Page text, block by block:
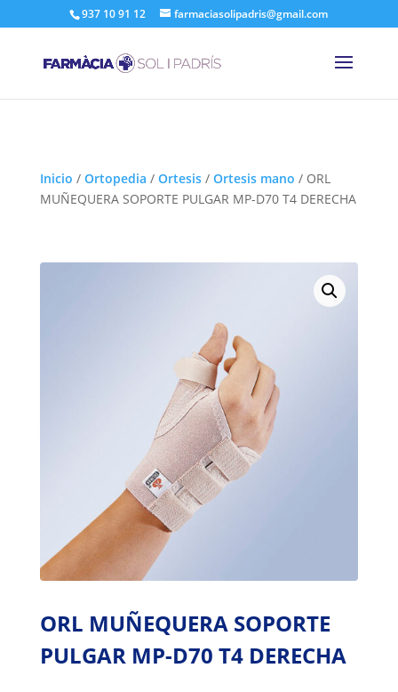
937 10 91 12 farmaciasolipadris@gmail.com
Inicio / Ortopedia / Ortesis/ Ortesis mano / ORL
MUÑEQUERA SOPORTE PULGAR MP-D70 T4 DERECHA
ORL MUÑEQUERA SOPORTE
PULGAR MP-D70 T4 DERECHA